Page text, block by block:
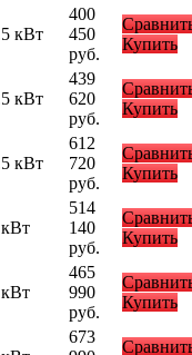
кВт
400
450
руб.
Купить
кВт
439
620
руб.
Купить
кВт
612
720
руб.
Купить
514
140
руб.
Купить
465
990
руб.
Купить
673